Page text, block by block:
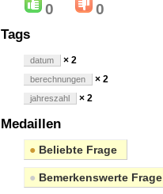
0 0
Tags
datum × 2
berechnungen × 2
jahreszahl × 2
Medaillen
● Beliebte Frage
● Bemerkenswerte Frage